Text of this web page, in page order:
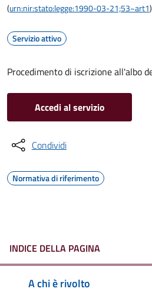
(urn:nir:stato:legge:1990-03-21;53~art1)
Servizio attivo
Procedimento di iscrizione all'albo
Accedi al servizio
Condividi
Normativa di riferimento
INDICE DELLA PAGINA
A chi è rivolto